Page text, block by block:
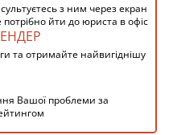
з ним через екран
йти до юриста в офіс
та отримайте найвигіднішу
Вашої проблеми за